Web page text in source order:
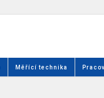
Měřící technika